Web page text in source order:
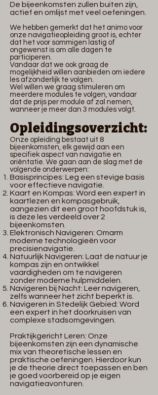
De bijeenkomsten zullen buiten zijn,
actief en omlijst met veel oefeningen.
We hebben gemerkt dat het animo voor
onze navigatieopleiding groot is, echter
dat het voor sommigen lastig of
ongewenst is om alle dagen te
participeren.
Vandaar dat we ook graag de
mogelijkheid willen aanbieden om iedere
les afzonderlijk te volgen.
Wel willen we graag stimuleren om
meerdere modules te volgen, vandaar
dat de prijs per module af zal nemen,
wanneer je meer dan 3 modules volgt.
Opleidingsoverzicht:
Onze opleiding bestaat uit 8
bijeenkomsten, elk gewijd aan een
specifiek aspect van navigatie en
oriëntatie. We gaan aan de slag met de
volgende onderwerpen:
Basisprincipes: Leg een stevige basis
voor effectieve navigatie.
Kaart en Kompas: Word een expert in
kaartlezen en kompasgebruik,
aangezien dit een groot hoofdstuk is,
is deze les verdeeld over 2
bijeenkomsten.
Elektronisch Navigeren: Omarm
moderne technologieën voor
precisienavigatie.
Natuurlijk Navigeren: Laat de natuur je
kompas zijn en ontwikkel
vaardigheden om te navigeren
zonder moderne hulpmiddelen.
Navigeren bij Nacht: Leer navigeren,
zelfs wanneer het zicht beperkt is.
Navigeren in Stedelijk Gebied: Word
een expert in het doorkruisen van
complexe stadsomgevingen.
Praktijkgericht Leren: Onze
bijeenkomsten zijn een dynamische
mix van theoretische lessen en
praktische oefeningen. Hierdoor kun
je de theorie direct toepassen en ben
je goed voorbereid op je eigen
navigatieavonturen.